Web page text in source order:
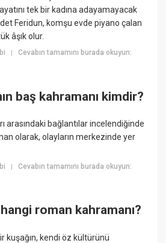
tek bir kadına adayamayacak
Feridun, komşu evde piyano çalan
âşık olur.
|Cevabın tamamını burada okuyun:
baş kahramanı kimdir?
arasındaki bağlantılar incelendiğinde
olarak, olayların merkezinde yer
|Cevabın tamamını burada okuyun:
roman kahramanı?
kuşağın, kendi öz kültürünü